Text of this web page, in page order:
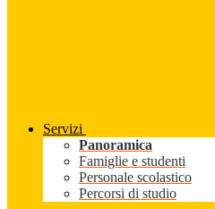
Servizi
Panoramica
Famiglie e studenti
Personale scolastico
Percorsi di studio